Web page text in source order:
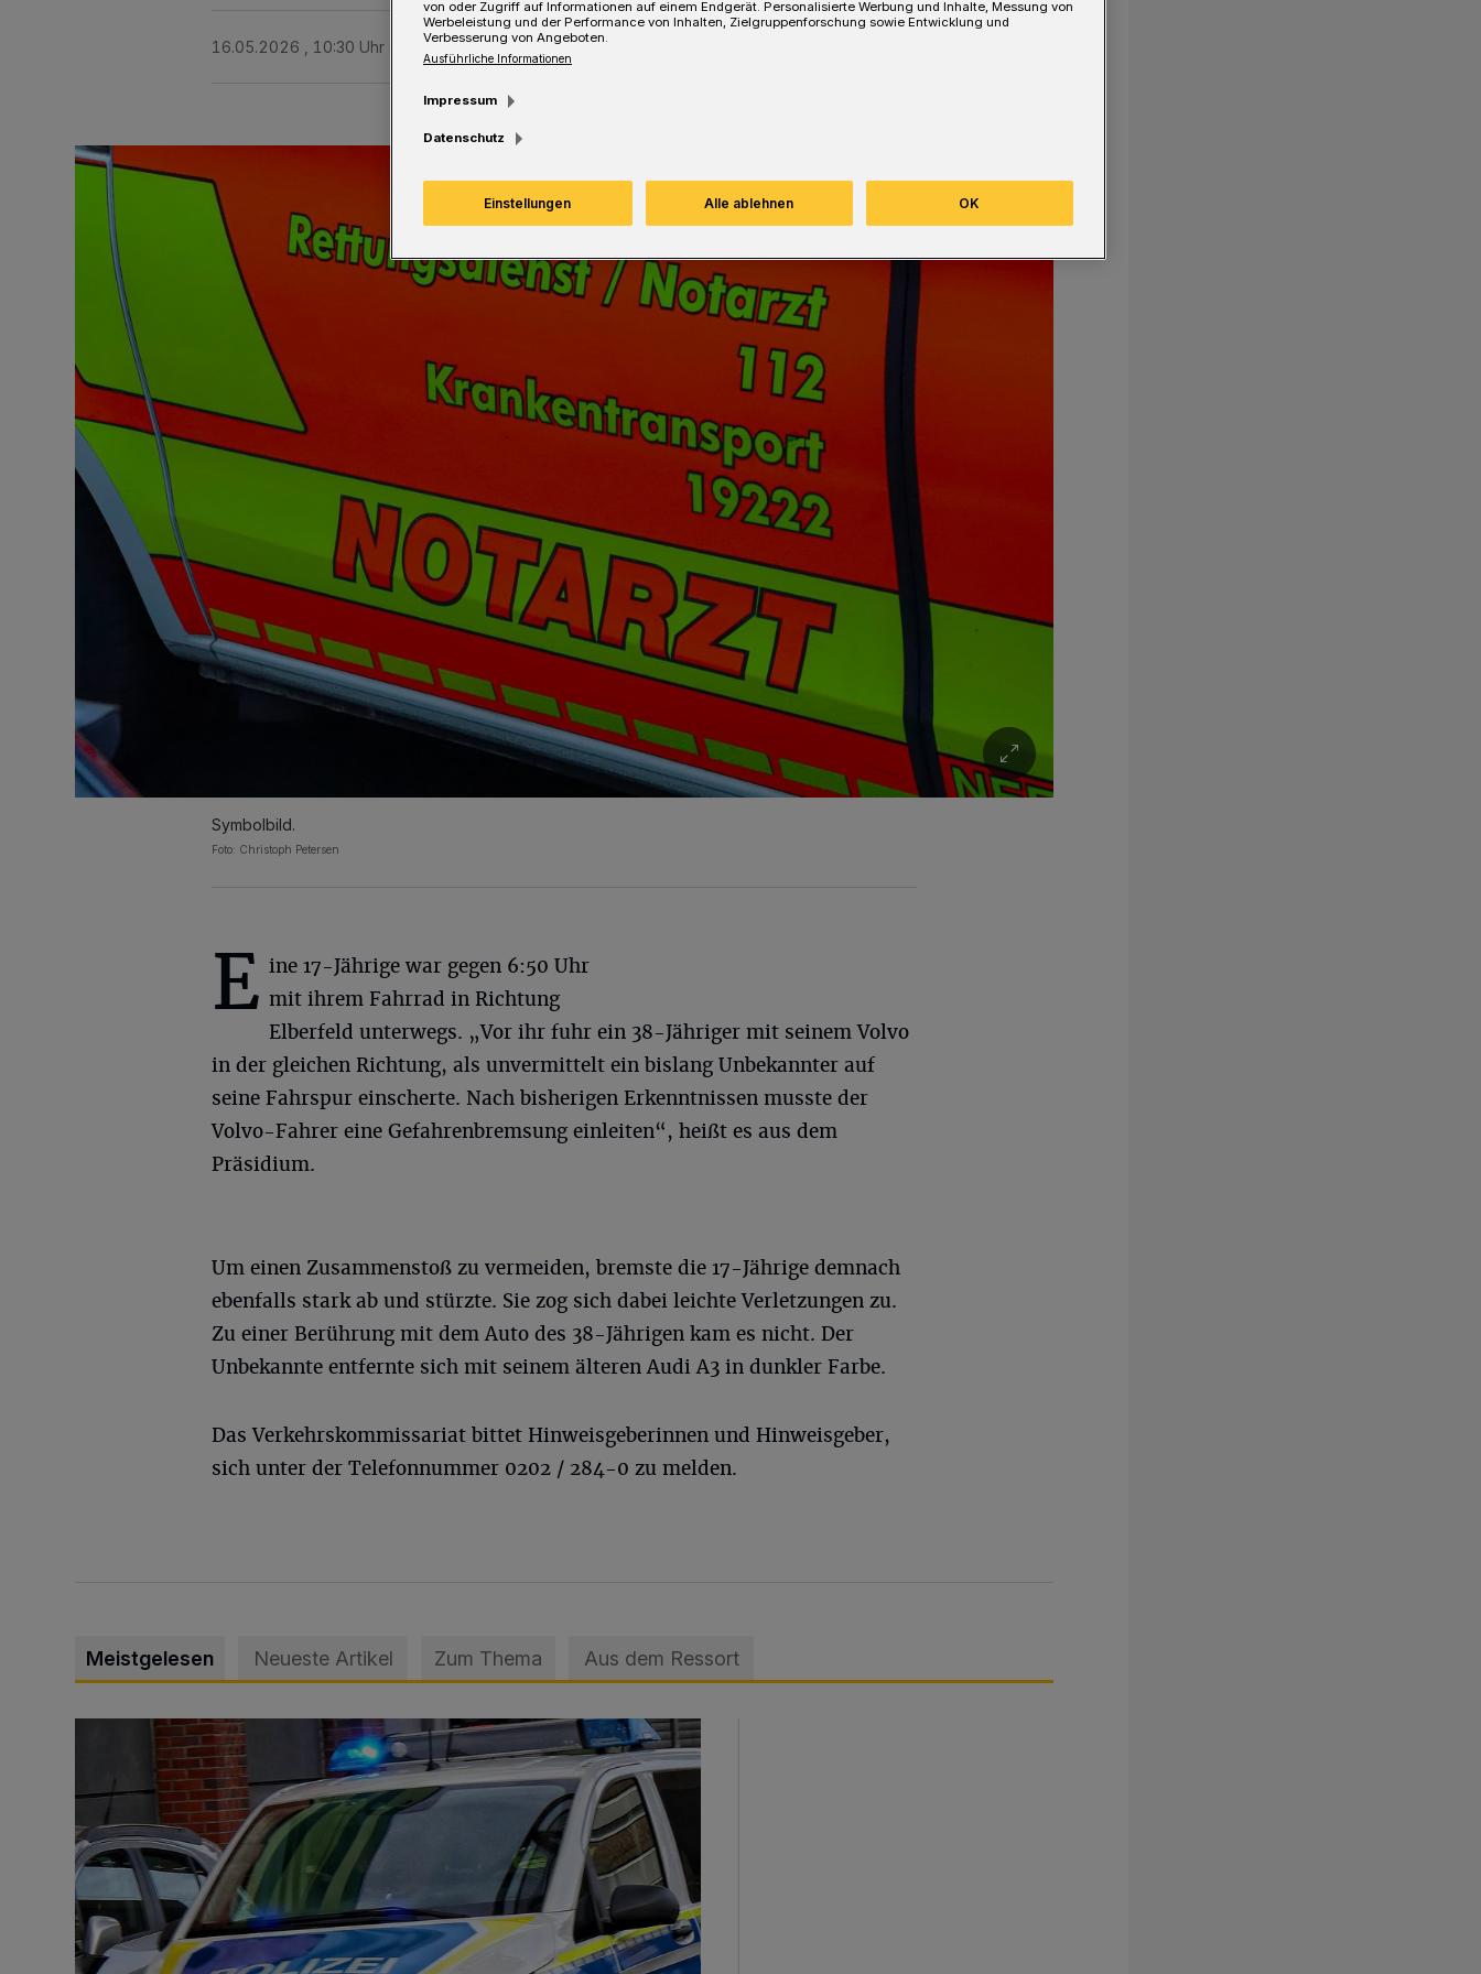
16.05.2026 , 10:30 Uhr Eine Minute Lesezeit
Symbolbild.
Foto: Christoph Petersen
E ine 17-Jährige war gegen 6:50 Uhr
mit ihrem Fahrrad in Richtung
Elberfeld unterwegs. „Vor ihr fuhr ein 38-Jähriger mit seinem Volvo
in der gleichen Richtung, als unvermittelt ein bislang Unbekannter auf
seine Fahrspur einscherte. Nach bisherigen Erkenntnissen musste der
Volvo-Fahrer eine Gefahrenbremsung einleiten“, heißt es aus dem
Präsidium.
Um einen Zusammenstoß zu vermeiden, bremste die 17-Jährige demnach
ebenfalls stark ab und stürzte. Sie zog sich dabei leichte Verletzungen zu.
Zu einer Berührung mit dem Auto des 38-Jährigen kam es nicht. Der
Unbekannte entfernte sich mit seinem älteren Audi A3 in dunkler Farbe.
Das Verkehrskommissariat bittet Hinweisgeberinnen und Hinweisgeber,
sich unter der Telefonnummer 0202 / 284-0 zu melden.
Meistgelesen Neueste Artikel Zum Thema Aus dem Ressort
Mann beschädigt Autos in Parkhaus
von oder Zugriff auf Informationen auf einem Endgerät. Personalisierte Werbung und Inhalte, Messung von
Werbeleistung und der Performance von Inhalten, Zielgruppenforschung sowie Entwicklung und
Verbesserung von Angeboten.
Ausführliche Informationen
Impressum
Datenschutz
Einstellungen Alle ablehnen OK